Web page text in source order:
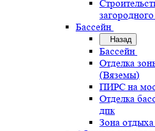
Бассейн
Назад
Бассейн
Отделка
(Вяземы)
ПИРС на
Отделка
дпк
Зона